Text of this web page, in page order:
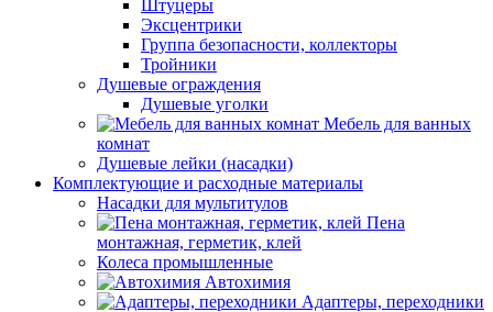
Штуцеры
Эксцентрики
Группа безопасности, коллекторы
Тройники
Душевые ограждения
Душевые уголки
Мебель для ванных
комнат
Душевые лейки (насадки)
Комплектующие и расходные материалы
Насадки для мультитулов
Пена
монтажная, герметик, клей
Колеса промышленные
Автохимия
Адаптеры, переходники